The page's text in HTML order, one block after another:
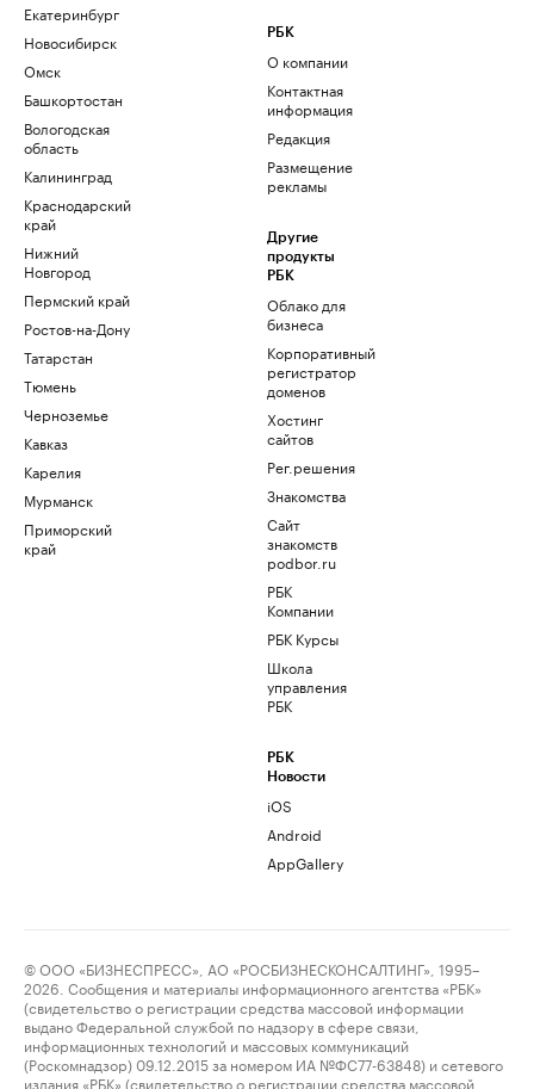
Екатеринбург
Новосибирск
Омск
Башкортостан
Вологодская
область
Калининград
Краснодарский
край
Нижний
Новгород
Пермский край
Ростов-на-Дону
Татарстан
Тюмень
Черноземье
Кавказ
Карелия
Мурманск
Приморский
край
РБК
О компании
Контактная
информация
Редакция
Размещение
рекламы
Другие
продукты
РБК
Облако для
бизнеса
Корпоративный
регистратор
доменов
Хостинг
сайтов
Рег.решения
Знакомства
Сайт
знакомств
podbor.ru
РБК
Компании
РБК Курсы
Школа
управления
РБК
РБК
Новости
iOS
Android
AppGallery
© ООО «БИЗНЕСПРЕСС», АО «РОСБИЗНЕСКОНСАЛТИНГ», 1995–
2026. Сообщения и материалы информационного агентства «РБК»
(свидетельство о регистрации средства массовой информации
выдано Федеральной службой по надзору в сфере связи,
информационных технологий и массовых коммуникаций
(Роскомнадзор) 09.12.2015 за номером ИА №ФС77-63848) и сетевого
издания «РБК» (свидетельство о регистрации средства массовой